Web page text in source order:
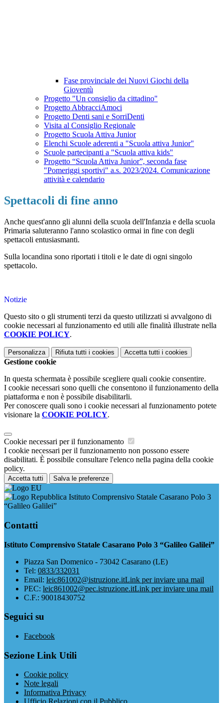
Fase provinciale dei Nuovi Giochi della
Gioventù
Progetto "Un consiglio da cittadino"
Progetto AbbracciAmoci
Progetto Denti sani e SorriDenti
Visita al Consiglio Regionale
Progetto Scuola Attiva Junior
Elenchi Scuole aderenti a "Scuola attiva Junior"
Scuole partecipanti a "Scuola attiva kids"
Progetto “Scuola Attiva Junior”, seconda fase
"Pomeriggi sportivi" a.s. 2023/2024. Comunicazione
attività e calendario
Spettacoli di fine anno
Anche quest'anno gli alunni della scuola dell'Infanzia e della scuola
Primaria saluteranno l'anno scolastico ormai in fine con degli
spettacoli entusiasmanti.
Sulla locandina sono riportati i titoli e le date di ogni singolo
spettacolo.
Notizie
Questo sito o gli strumenti terzi da questo utilizzati si avvalgono di
cookie necessari al funzionamento ed utili alle finalità illustrate nella
COOKIE POLICY.
Personalizza Rifiuta tutti i cookies Accetta tutti i cookies
Gestione cookie
In questa schermata è possibile scegliere quali cookie consentire.
I cookie necessari sono quelli che consentono il funzionamento della
piattaforma e non è possibile disabilitarli.
Per conoscere quali sono i cookie necessari al funzionamento potete
visionare la COOKIE POLICY.
Cookie necessari per il funzionamento
I cookie necessari per il funzionamento non possono essere
disabilitati. È possibile consultare l'elenco nella pagina della cookie
policy.
Accetta tutti Salva le preferenze
Istituto Comprensivo Statale Casarano Polo 3
“Galileo Galilei”
Contatti
Istituto Comprensivo Statale Casarano Polo 3 “Galileo Galilei”
Piazza San Domenico - 73042 Casarano (LE)
Tel: 0833/332031
Email: leic861002@istruzione.itLink per inviare una mail
PEC: leic861002@pec.istruzione.itLink per inviare una mail
C.F.: 90018430752
Seguici su
Facebook
Sezione Link Utili
Cookie policy
Note legali
Informativa Privacy